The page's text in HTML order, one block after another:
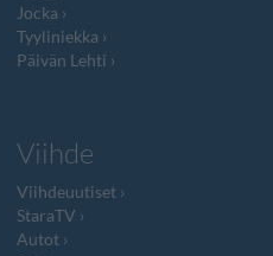
Jocka
Tyyliniekka
Päivän Lehti
Viihde
Viihdeuutiset
StaraTV
Autot